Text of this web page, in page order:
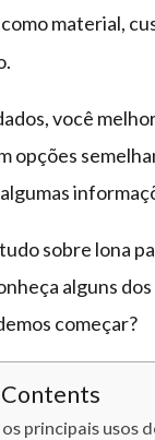
como material,
você
opções
sobre lona
alguns
começar?
principais usos